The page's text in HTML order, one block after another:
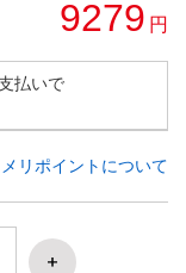
9279 円
払いで
メリポイントについて